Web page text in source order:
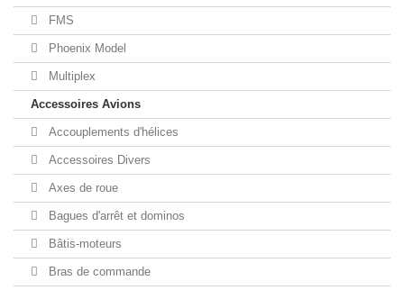
FMS
Phoenix Model
Multiplex
Accessoires Avions
Accouplements d'hélices
Accessoires Divers
Axes de roue
Bagues d'arrêt et dominos
Bâtis-moteurs
Bras de commande